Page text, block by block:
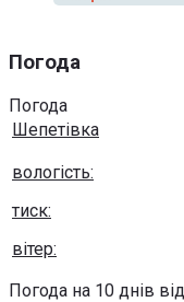
Погода
Погода
Шепетівка
вологість:
тиск:
вітер:
Погода на 10 днів від